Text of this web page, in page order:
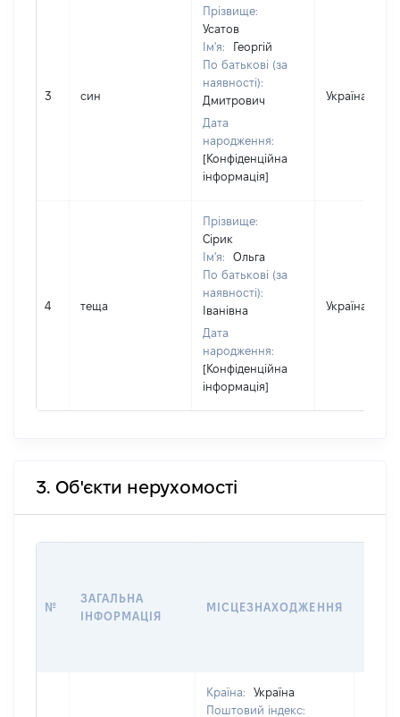
3 син
Прізвище:
Усатов
Ім'я:
Георгій
По батькові (за
наявності):
Дмитрович
Дата
народження:
[Конфіденційна
інформація]
Україна
4 теща
Прізвище:
Сірик
Ім'я:
Ольга
По батькові (за
наявності):
Іванівна
Дата
народження:
[Конфіденційна
інформація]
Україна
3. Об'єкти нерухомості
№
ЗАГАЛЬНА
ІНФОРМАЦІЯ
МІСЦЕЗНАХОДЖЕННЯ
Країна:
Україна
Поштовий індекс: